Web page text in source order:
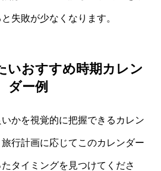
失敗が少なくなります。
いおすすめ時期カレン
ダー例
かを視覚的に把握できるカレン
行計画に応じてこのカレンダー
タイミングを見つけてくださ